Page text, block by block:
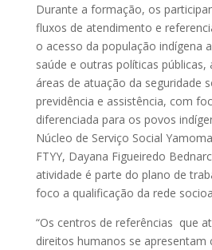
Durante a formação, os
fluxos de atendimento e
o acesso da população indígena
saúde e outras políticas públicas,
áreas de atuação da seguridade
previdência e assistência, com
diferenciada para os povos
Núcleo de Serviço Social
FTYY, Dayana Figueiredo
atividade é parte do plano de
foco a qualificação da rede
“Os centros de referências que
direitos humanos se